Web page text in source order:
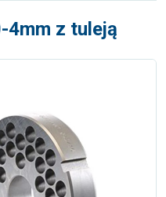
4mm z tuleją